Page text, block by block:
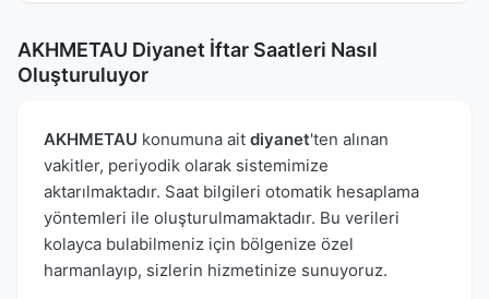
AKHMETAU Diyanet İftar Saatleri Nasıl
Oluşturuluyor
AKHMETAU konumuna ait diyanet'ten alınan
vakitler, periyodik olarak sistemimize
aktarılmaktadır. Saat bilgileri otomatik hesaplama
yöntemleri ile oluşturulmamaktadır. Bu verileri
kolayca bulabilmeniz için bölgenize özel
harmanlayıp, sizlerin hizmetinize sunuyoruz.